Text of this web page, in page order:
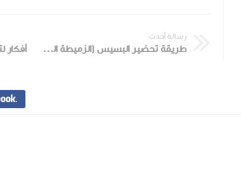
رسالة أحدث
طريقة تحضير البسيس (الزميطة السوسية المغربية )